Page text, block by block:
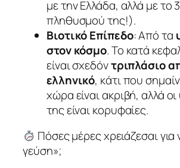
με την Ελλάδα, αλλά με το
πληθυσμού της!).
Βιοτικό Επίπεδο: Από τα
στον κόσμο. Το κατά
είναι σχεδόντριπλάσιο
ελληνικό, κάτι που
χώρα είναι ακριβή, αλλά
της είναι κορυφαίες.
Πόσες μέρες χρειάζεσαι για
γεύση»;